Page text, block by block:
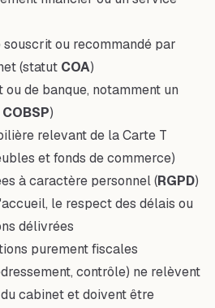
ou recommandé par
(statut COA)
de banque, notamment un
COBSP)
relevant de la Carte T
et fonds de commerce)
à caractère personnel (RGPD)
le respect des délais ou
délivrées
purement fiscales
contrôle) ne relèvent
cabinet et doivent être